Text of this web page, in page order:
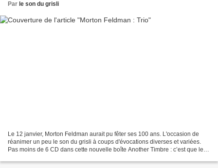
Par le son du grisli
Le 12 janvier, Morton Feldman aurait pu fêter ses 100 ans. L'occasion de
réanimer un peu le son du grisli à coups d'évocations diverses et variées.
Pas moins de 6 CD dans cette nouvelle boîte Another Timbre : c’est que le